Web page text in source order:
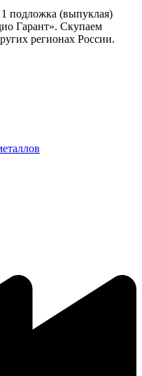
подложка (выпуклая)
Гарант». Скупаем
регионах России.